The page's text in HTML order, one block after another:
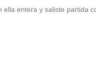
entera y saliste partida